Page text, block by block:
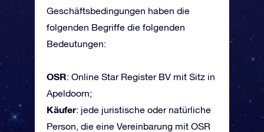
Geschäftsbedingungen haben die
folgenden Begriffe die folgenden
Bedeutungen:
OSR: Online Star Register BV mit Sitz in
Apeldoorn;
Käufer: jede juristische oder natürliche
Person, die eine Vereinbarung mit OSR